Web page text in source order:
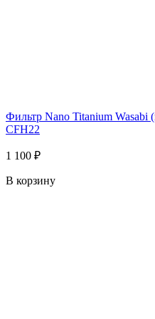
Фильтр Nano Titanium Wasabi
CFH22
1 100 ₽
В корзину